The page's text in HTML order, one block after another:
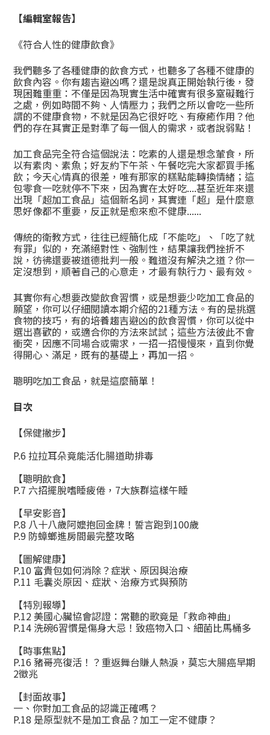
【編輯室報告】
《符合人性的健康飲食》
我們聽多了各種健康的飲食方式，也聽多了各種不健康的
飲食內容。你有趨吉避凶嗎？還是說真正開始執行後，發
現困難重重：不僅是因為現實生活中確實有很多窒礙難行
之處，例如時間不夠、人情壓力；我們之所以會吃一些所
謂的不健康食物，不就是因為它很好吃、有療癒作用？他
們的存在其實正是對準了每一個人的需求，或者說弱點！
加工食品完全符合這個說法：吃素的人還是想念葷食，所
以有素肉、素魚；好友約下午茶、午餐吃完大家都買手搖
飲；今天心情真的很差，唯有那家的糕點能轉換情緒；這
包零食一吃就停不下來，因為實在太好吃....甚至近年來還
出現「超加工食品」這個新名詞，其實連「超」是什麼意
思好像都不重要，反正就是愈來愈不健康......
傳統的衛教方式，往往已經簡化成「不能吃」、「吃了就
有罪」似的，充滿絕對性、強制性，結果讓我們挫折不
說，彷彿還要被道德批判一般。難道沒有解決之道？你一
定沒想到，順著自己的心意走，才最有執行力、最有效。
其實你有心想要改變飲食習慣，或是想要少吃加工食品的
願望，你可以仔細閱讀本期介紹的21種方法。有的是挑選
食物的技巧，有的培養趨吉避凶的飲食習慣，你可以從中
選出喜歡的，或適合你的方法來試試；這些方法彼此不會
衝突，因應不同場合或需求，一招一招慢慢來，直到你覺
得開心、滿足，既有的基礎上，再加一招。
聰明吃加工食品，就是這麼簡單！
目次
【保健撇步】
P.6 拉拉耳朵竟能活化腸道助排毒
【聰明飲食】
P.7 六招擺脫嗜睡疲倦，7大族群這樣午睡
【早安影音】
P.8 八十八歲阿嬤抱回金牌！誓言跑到100歲
P.9 防蟑螂進房間最完整攻略
【圖解健康】
P.10 富貴包如何消除？症狀、原因與治療
P.11 毛囊炎原因、症狀、治療方式與預防
【特別報導】
P.12 美國心臟協會認證：常聽的歌竟是「救命神曲」
P.14 洗碗6習慣是傷身大忌！致癌物入口、細菌比馬桶多
【時事焦點】
P.16 豬哥亮復活！？重返舞台賺人熱淚，莫忘大腸癌早期
2徵兆
【封面故事】
一、你對加工食品的認識正確嗎？
P.18 是原型就不是加工食品？加工一定不健康？